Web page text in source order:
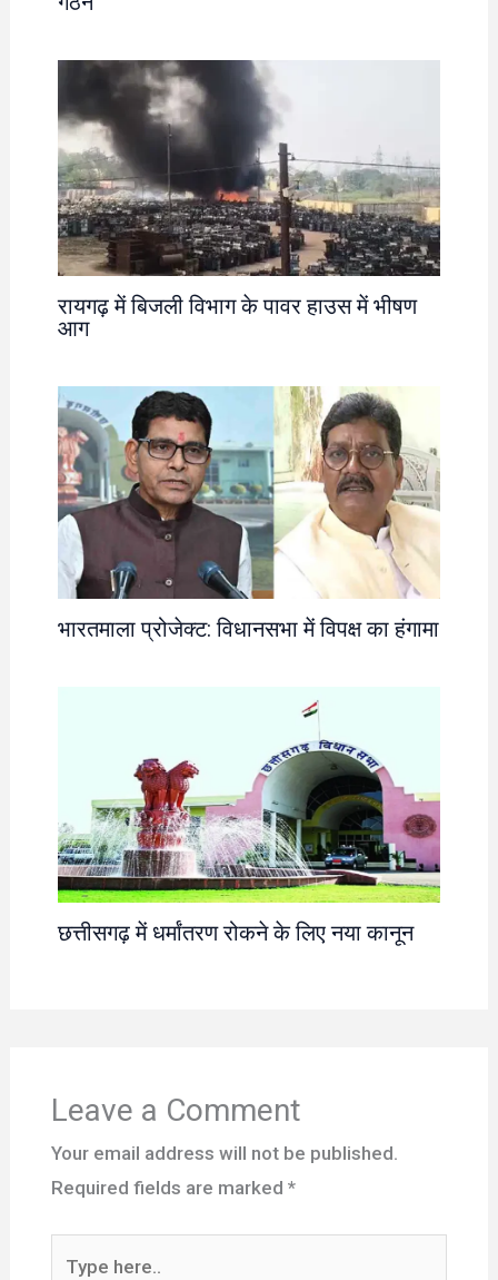
रायगढ़ में बिजली विभाग के पावर हाउस में भीषण
आग
भारतमाला प्रोजेक्ट: विधानसभा में विपक्ष का हंगामा
छत्तीसगढ़ में धर्मांतरण रोकने के लिए नया कानून
Leave a Comment
Your email address will not be published.
Required fields are marked *